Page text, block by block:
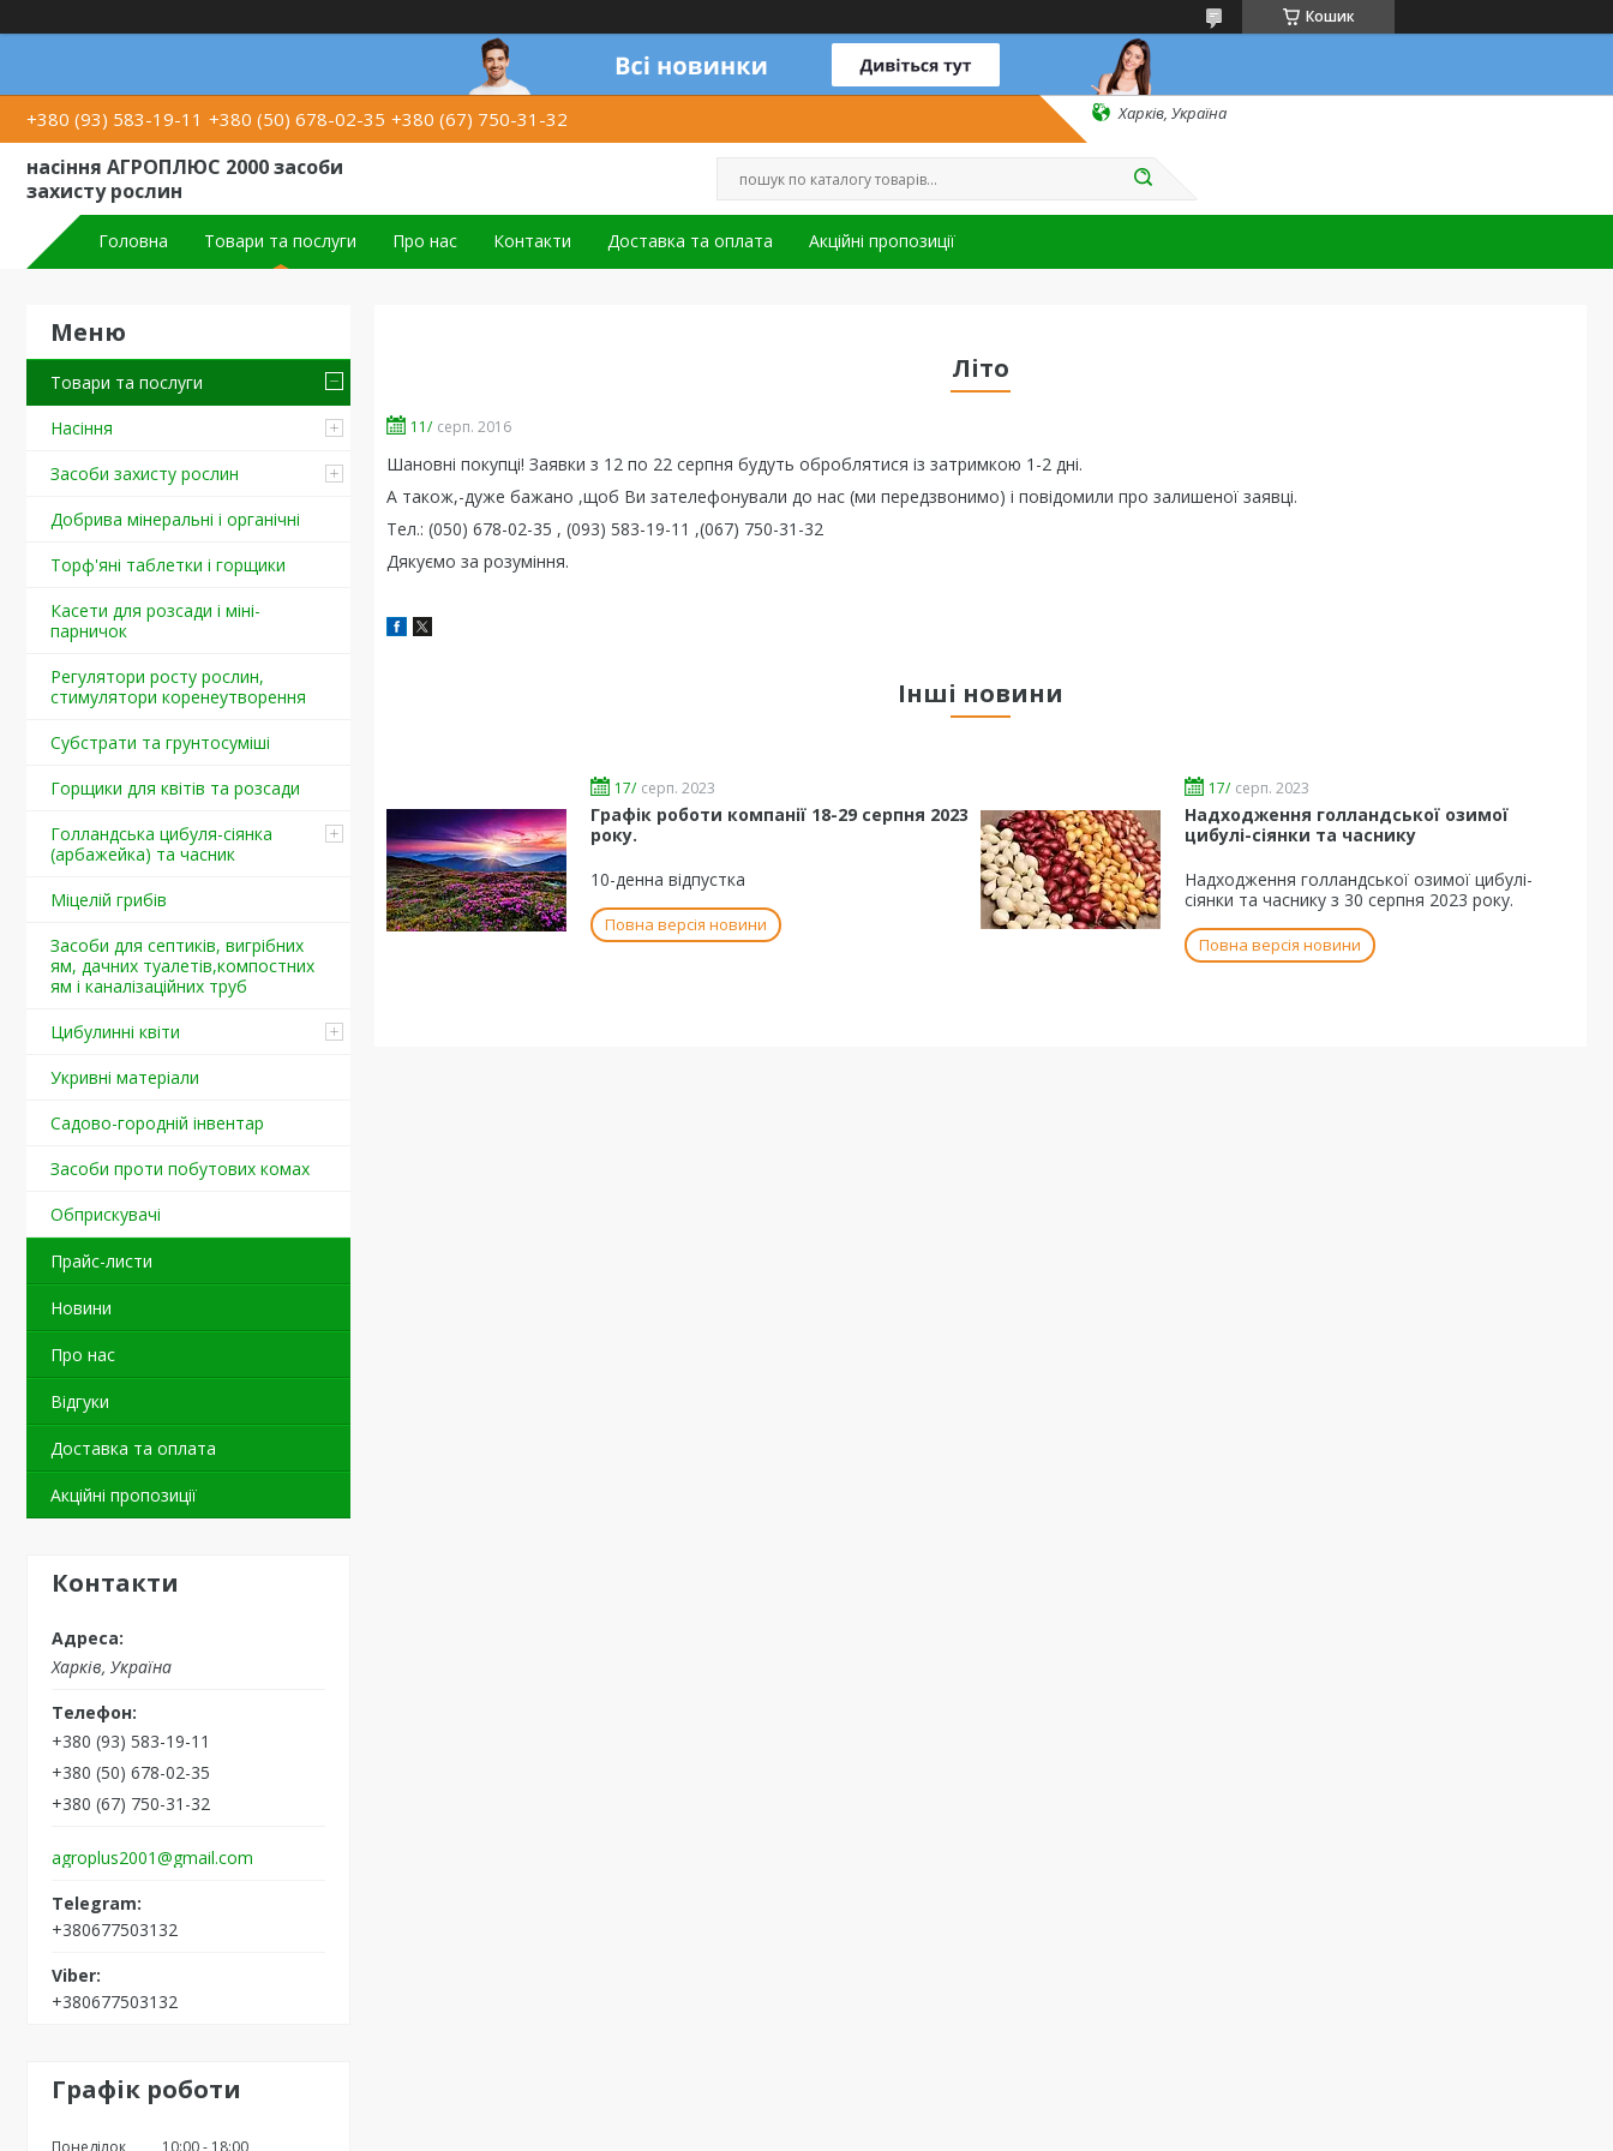
Кошик
+380 (93) 583-19-11 +380 (50) 678-02-35 +380 (67) 750-31-32 Харків, Україна
насіння АГРОПЛЮС 2000 засоби
захисту рослин
Головна Товари та послуги Про нас Контакти Доставка та оплата Акційні пропозиції
Товари та послуги
Насіння
Засоби захисту рослин
Добрива мінеральні і органічні
Торф'яні таблетки і горщики
Касети для розсади і міні-
парничок
Регулятори росту рослин,
стимулятори коренеутворення
Cубстрати та грунтосуміші
Горщики для квітів та розсади
Голландська цибуля-сіянка
(арбажейка) та часник
Міцелій грибів
Засоби для септиків, вигрібних
ям, дачних туалетів,компостних
ям і каналізаційних труб
Цибулинні квіти
Укривні матеріали
Садово-городній інвентар
Засоби проти побутових комах
Обприскувачі
Прайс-листи
Новини
Про нас
Відгуки
Доставка та оплата
Акційні пропозиції
Контакти
Харків, Україна
+380 (93) 583-19-11
+380 (50) 678-02-35
+380 (67) 750-31-32
agroplus2001@gmail.com
+380677503132
+380677503132
Графік роботи
Понеділок 10:00 18:00
Літо
11/ серп. 2016
Шановні покупці! Заявки з 12 по 22 серпня будуть оброблятися із затримкою 1-2 дні.
А також,-дуже бажано ,щоб Ви зателефонували до нас (ми передзвонимо) і повідомили про залишеної заявці.
Тел.: (050) 678-02-35 , (093) 583-19-11 ,(067) 750-31-32
Дякуємо за розуміння.
Інші новини
17/ серп. 2023
Графік роботи компанії 18-29 серпня 2023
року.
10-денна відпустка
Повна версія новини
17/ серп. 2023
Надходження голландської озимої
цибулі-сіянки та часнику
Надходження голландської озимої цибулі-
сіянки та часнику з 30 серпня 2023 року.
Повна версія новини